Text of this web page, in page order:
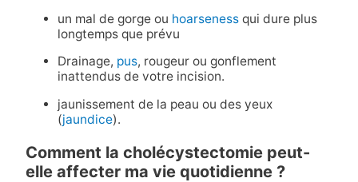
un mal de gorge ou hoarsenessqui dure plus
longtemps que prévu
Drainage, pus, rougeur ou gonflement
inattendus de votre incision.
jaunissement de la peau ou des yeux
(jaundice).
Comment la cholécystectomie peut-
elle affecter ma vie quotidienne ?